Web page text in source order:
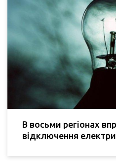
В восьми регіонах
відключення